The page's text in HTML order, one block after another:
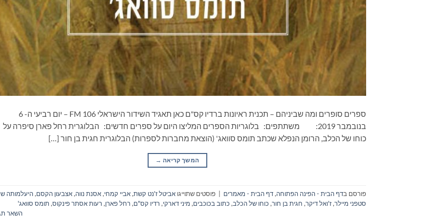
ספרים סופרים ומה שביניהם – תכנית ראיונות ברדיו קס"ם כאן תאגיד השידור הישראלי 106 FM – יום רביעי ה- 6
בנובמבר 2019: משתתפים: בלוגריות הספרים המליצו היום על ספרים חדשים: הבלוגרית רחל פארן סיפרה על
כוחו של הכלב, הרומן הנפלא שכתב תומס סוואג' (הוצאת מחברות לספרות) הבלוגרית חגית בן חור […]
המשך קריאה →
פורסם בדף הבית - הפינה הפתוחה,דף הבית - מאמרים פוסטים שתוייגו אביטל ז'נט קשת,אביי קמחי,אסנת נווה,אצבעון הקסם,היעלמותה
סטפני מיילר,ז'ואל דיקר, חגית בן חור, כוחו של הכלב, כתוב בכוכבים, מיני דארקי, רדיו קס"ם, רחל פארן, רעות אסתר פינקוס, תומס סוואג'
השאר